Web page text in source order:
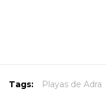
Tags: Playas de Adra